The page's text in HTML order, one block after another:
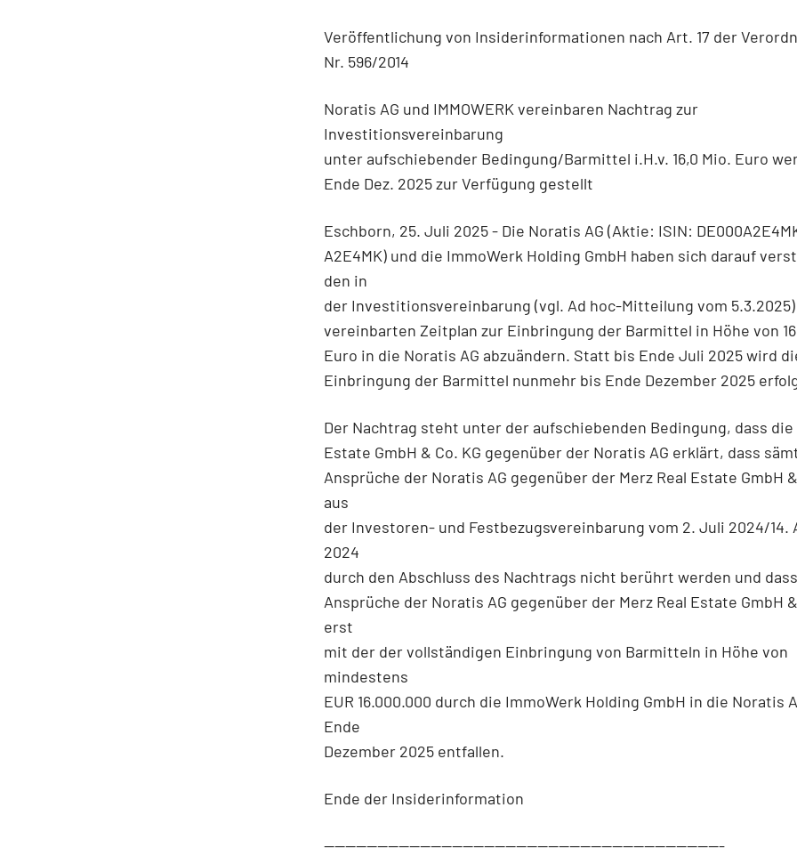
Veröffentlichung von Insiderinformationen nach Art. 17 der
Nr. 596/2014
Noratis AG und IMMOWERK vereinbaren Nachtrag zur
Investitionsvereinbarung
unter aufschiebender Bedingung/Barmittel i.H.v. 16,0 Mio. Euro
Ende Dez. 2025 zur Verfügung gestellt
Eschborn, 25. Juli 2025 - Die Noratis AG (Aktie: ISIN:
A2E4MK) und die ImmoWerk Holding GmbH haben sich darauf
den in
der Investitionsvereinbarung (vgl. Ad hoc-Mitteilung vom 5.3.2025)
vereinbarten Zeitplan zur Einbringung der Barmittel in Höhe von
Euro in die Noratis AG abzuändern. Statt bis Ende Juli 2025 wird
Einbringung der Barmittel nunmehr bis Ende Dezember 2025
Der Nachtrag steht unter der aufschiebenden Bedingung, dass die
Estate GmbH & Co. KG gegenüber der Noratis AG erklärt, dass
Ansprüche der Noratis AG gegenüber der Merz Real Estate GmbH &
aus
der Investoren- und Festbezugsvereinbarung vom 2. Juli 2024/14.
2024
durch den Abschluss des Nachtrags nicht berührt werden und
Ansprüche der Noratis AG gegenüber der Merz Real Estate GmbH &
erst
mit der der vollständigen Einbringung von Barmitteln in Höhe von
mindestens
EUR 16.000.000 durch die ImmoWerk Holding GmbH in die Noratis
Ende
Dezember 2025 entfallen.
Ende der Insiderinformation
---------------------------------------------------------------------------